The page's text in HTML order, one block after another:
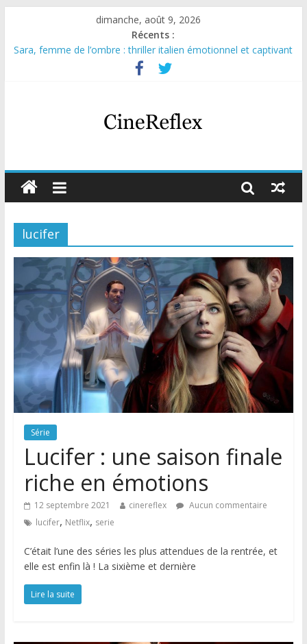
dimanche, août 9, 2026
Récents :
Sara, femme de l’ombre : thriller italien émotionnel et captivant
Journal d’une fille larguée : nouvelle série suédoise sur Netflix
Aema : mini-série sur le tournage d’un film érotique devenu
Glass Heart : excellente série musicale avec Takeru Satō
Olympo, saison 1 : nouvelle série qui séduira les fans de
lucifer
Série
Lucifer : une saison finale
riche en émotions
12 septembre 2021 cinereflex
Aucun commentaire
lucifer, Netflix, serie
C’était l’une des séries les plus attendues de la rentrée, et
elle est enfin là ! La sixième et dernière
Lire la suite